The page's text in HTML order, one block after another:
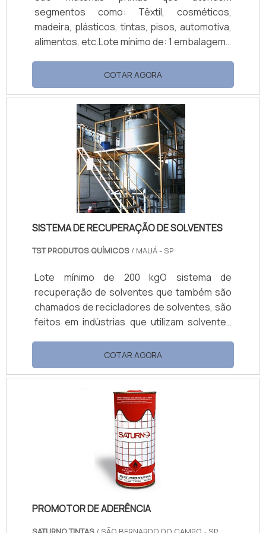
segmentos como: Têxtil, cosméticos,
madeira, plásticos, tintas, pisos, automotiva,
alimentos, etc.Lote mínimo de: 1 embalagem -
Glass flake é um produto que há muitos anos
tem tido participação importante na indústria
de revestimentos como produto
anticorrosivo, incorporando sistemas de
resina epóxi e vinil para melhorias de
desempenho em ambientes tão diversos
como o marinho, petróleo, gás, petroquímica
e siderurgia. Além di.
COTAR AGORA
SISTEMA DE RECUPERAÇÃO DE SOLVENTES
TST PRODUTOS QUÍMICOS / MAUÁ - SP
Lote mínimo de 200 kgO sistema de
recuperação de solventes que também são
chamados de recicladores de solventes, são
feitos em indústrias que utilizam solventes
processo produtivo e que são evaporados e
lançados à atmosfera. Destinados às
indústrias que utilizam solventes derivados
de petróleo em processos de evaporação.
Casos típicos de indústrias que possam se
beneficiar desse sistema são: Indústria
têxtil; Indústrias de papéis adesivos;
Borracha; Plásticos;.
COTAR AGORA
PROMOTOR DE ADERÊNCIA